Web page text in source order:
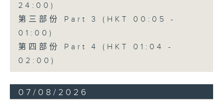
24:00)
第三部份 Part 3 (HKT 00:05 -
01:00)
第四部份 Part 4 (HKT 01:04 -
02:00)
07/08/2026